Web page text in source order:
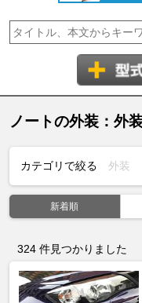
ノートの外装：外
カテゴリで絞る 外装
新着順
324 件見つかりました